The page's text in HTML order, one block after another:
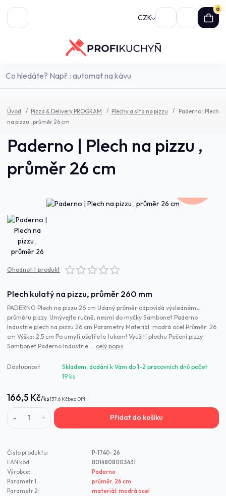
CZK
0
Úvod Pizza & Delivery PROGRAM Plechy a síta na pizzu
Paderno | Plech
na pizzu , průměr 26 cm
Paderno | Plech na pizzu ,
průměr 26 cm
Ohodnotit produkt
Plech kulatý na pizzu, průměr 260 mm
PADERNO Plech na pizzu 26 cm Udaný průměr odpovídá výslednému
průměru pizzy. Umývejte ručně, nesmí do myčky Sambonet Paderno
Industrie plech na pizzu 26 cm Parametry Materiál: modrá ocel Průměr: 26
cm Výška: 2,5 cm Po umytí ušetřete tukem! Využití plechu Pečení pizzy.
Sambonet Paderno Industrie ... celý popis
Dostupnost
Skladem, dodání k Vám do 1-2 pracovních dnů počet
19 ks
166,5 Kč/ks137,6 Kčbez DPH
Přidat do košíku
Číslo produktu:
P-1740-26
EAN kód:
8014808003431
Výrobce:
Paderno
Parametr 1:
průměr: 26 cm
Parametr 2:
materiál: modrá ocel